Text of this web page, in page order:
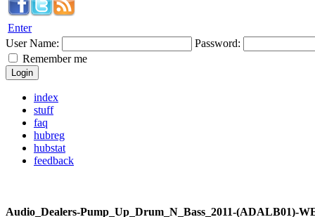
Enter
User Name:
Password:
Remember me
index
stuff
faq
hubreg
hubstat
feedback
Audio_Dealers-Pump_Up_Drum_N_Bass_2011-(ADALB01)-